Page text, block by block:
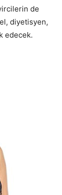
de
diyetisyen,
edecek.